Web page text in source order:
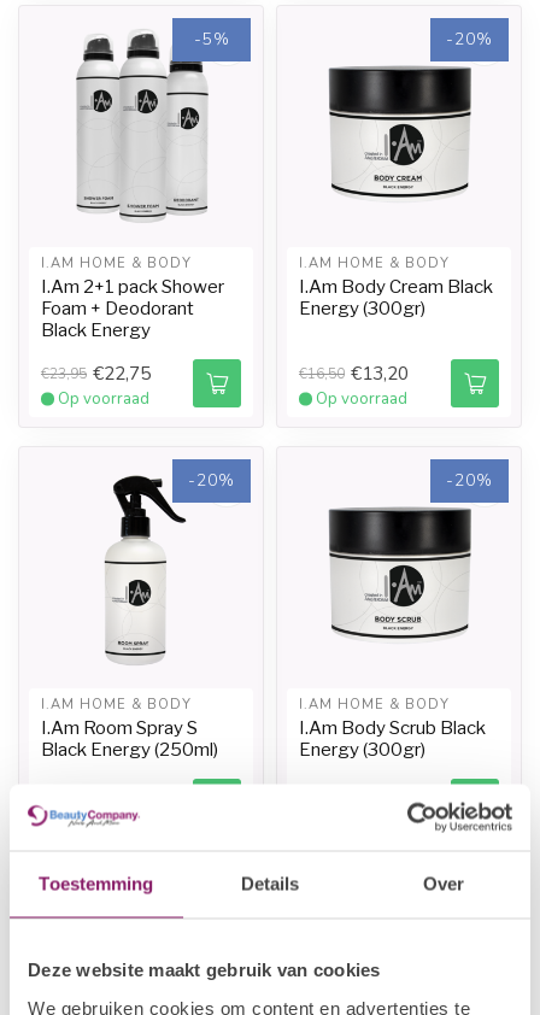
Toestemming Details Over
Deze website maakt gebruik van cookies
We gebruiken cookies om content en advertenties te
-5%
I.AM HOME & BODY
I.Am 2+1 pack Shower
Foam + Deodorant
Black Energy
€23,95 €22,75
Op voorraad
-20%
I.AM HOME & BODY
I.Am Body Cream Black
Energy (300gr)
€16,50 €13,20
Op voorraad
-20%
I.AM HOME & BODY
I.Am Room Spray S
Black Energy (250ml)
Op voorraad
-20%
I.AM HOME & BODY
I.Am Body Scrub Black
Energy (300gr)